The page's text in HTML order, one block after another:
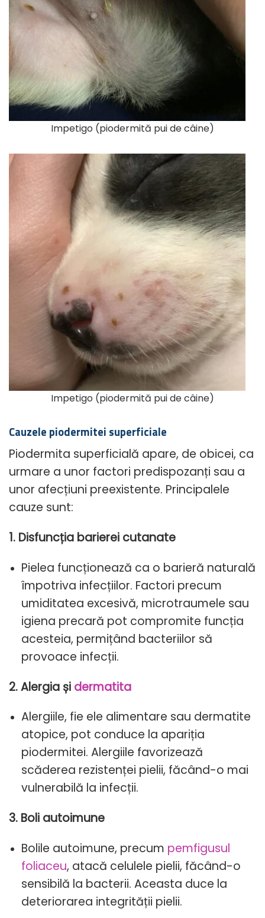
Impetigo (piodermită pui de câine)
Impetigo (piodermită pui de câine)
Cauzele piodermitei superficiale
Piodermita superficială apare, de obicei, ca
urmare a unor factori predispozanți sau a
unor afecțiuni preexistente. Principalele
cauze sunt:
1. Disfuncția barierei cutanate
Pielea funcționează ca o barieră naturală
împotriva infecțiilor. Factori precum
umiditatea excesivă, microtraumele sau
igiena precară pot compromite funcția
acesteia, permițând bacteriilor să
provoace infecții.
2. Alergia și dermatita
Alergiile, fie ele alimentare sau dermatite
atopice, pot conduce la apariția
piodermitei. Alergiile favorizează
scăderea rezistenței pielii, făcând-o mai
vulnerabilă la infecții.
3. Boli autoimune
Bolile autoimune, precum pemfigusul
foliaceu, atacă celulele pielii, făcând-o
sensibilă la bacterii. Aceasta duce la
deteriorarea integrității pielii.